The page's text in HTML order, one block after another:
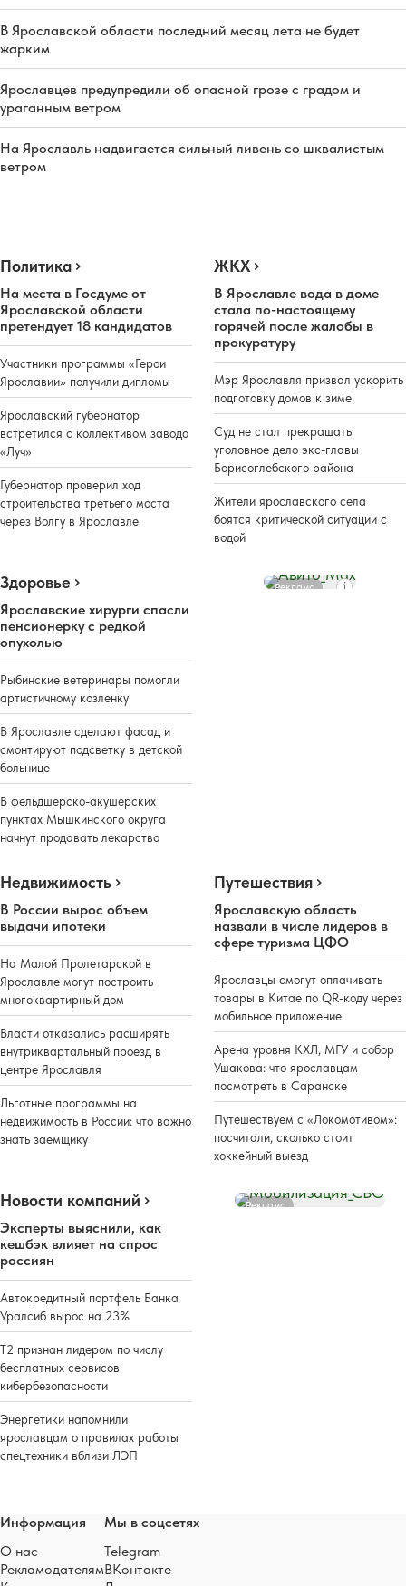
В Ярославской области последний месяц лета не будет
жарким
Ярославцев предупредили об опасной грозе с градом и
ураганным ветром
На Ярославль надвигается сильный ливень со шквалистым
ветром
Политика
На места в Госдуме от
Ярославской области
претендует 18 кандидатов
Участники программы «Герои
Ярославии» получили дипломы
Ярославский губернатор
встретился с коллективом завода
«Луч»
Губернатор проверил ход
строительства третьего моста
через Волгу в Ярославле
ЖКХ
В Ярославле вода в доме
стала по-настоящему
горячей после жалобы в
прокуратуру
Мэр Ярославля призвал ускорить
подготовку домов к зиме
Суд не стал прекращать
уголовное дело экс-главы
Борисоглебского района
Жители ярославского села
боятся критической ситуации с
водой
Здоровье
Ярославские хирурги спасли
пенсионерку с редкой
опухолью
Рыбинские ветеринары помогли
артистичному козленку
В Ярославле сделают фасад и
смонтируют подсветку в детской
больнице
В фельдшерско-акушерских
пунктах Мышкинского округа
начнут продавать лекарства
Реклама
Недвижимость
В России вырос объем
выдачи ипотеки
На Малой Пролетарской в
Ярославле могут построить
многоквартирный дом
Власти отказались расширять
внутриквартальный проезд в
центре Ярославля
Льготные программы на
недвижимость в России: что важно
знать заемщику
Путешествия
Ярославскую область
назвали в числе лидеров в
сфере туризма ЦФО
Ярославцы смогут оплачивать
товары в Китае по QR-коду через
мобильное приложение
Арена уровня КХЛ, МГУ и собор
Ушакова: что ярославцам
посмотреть в Саранске
Путешествуем с «Локомотивом»:
посчитали, сколько стоит
хоккейный выезд
Новости компаний
Эксперты выяснили, как
кешбэк влияет на спрос
россиян
Автокредитный портфель Банка
Уралсиб вырос на 23%
Т2 признан лидером по числу
бесплатных сервисов
кибербезопасности
Энергетики напомнили
ярославцам о правилах работы
спецтехники вблизи ЛЭП
Реклама
Информация
О нас
Рекламодателям
Мы в соцсетях
Telegram
ВКонтакте